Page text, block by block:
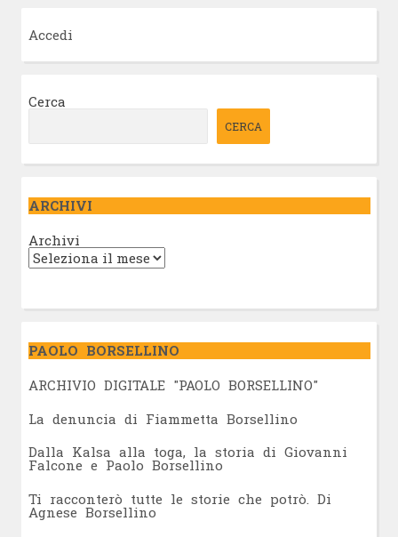
Accedi
Cerca
CERCA
ARCHIVI
Archivi
PAOLO BORSELLINO
ARCHIVIO DIGITALE "PAOLO BORSELLINO"
La denuncia di Fiammetta Borsellino
Dalla Kalsa alla toga, la storia di Giovanni
Falcone e Paolo Borsellino
Ti racconterò tutte le storie che potrò. Di
Agnese Borsellino